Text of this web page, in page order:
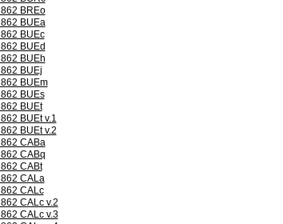
862 BREo
862 BUEa
862 BUEc
862 BUEd
862 BUEh
862 BUEj
862 BUEm
862 BUEs
862 BUEt
862 BUEt v.1
862 BUEt v.2
862 CABa
862 CABq
862 CABt
862 CALa
862 CALc
862 CALc v.2
862 CALc v.3